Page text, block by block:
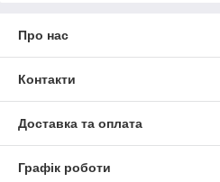
Про нас
Контакти
Доставка та оплата
Графік роботи